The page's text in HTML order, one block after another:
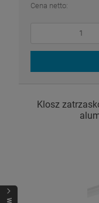
Cena netto:
Klosz